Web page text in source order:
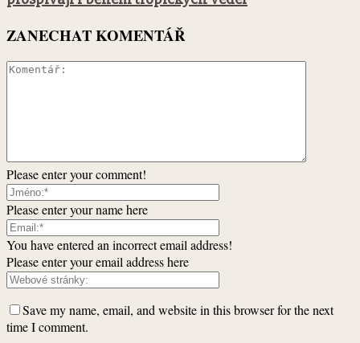
ZANECHAT KOMENTÁŘ
Please enter your comment!
Please enter your name here
You have entered an incorrect email address!
Please enter your email address here
Save my name, email, and website in this browser for the next
time I comment.